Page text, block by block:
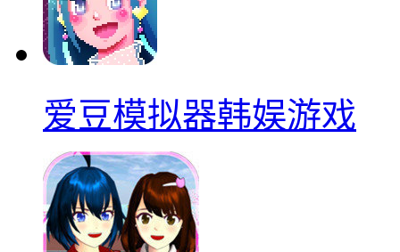
爱豆模拟器韩娱游戏